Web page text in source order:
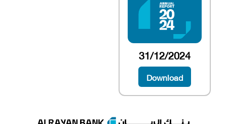
31/12/2024
Download